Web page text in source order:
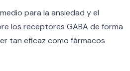
para la ansiedad y el
los receptores GABA de forma
tan eficaz como fármacos